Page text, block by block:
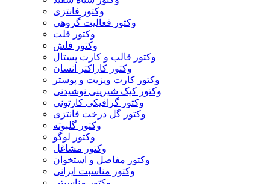
وکتور فانتزی
وکتور فعالیت گروهی
وکتور فلت
وکتور فلش
وکتور قالب و کارت پستال
وکتور کاراکتر انسان
وکتور کارت ویزیت و پوستر
وکتور کیک شیرینی نوشیدنی
وکتور گرافیکی کارتونی
وکتور گل درخت فانتزی
وکتور گلبوته
وکتور لوگو
وکتور مشاغل
وکتور مفاصل و استخوان
وکتور مناسبت ایرانی